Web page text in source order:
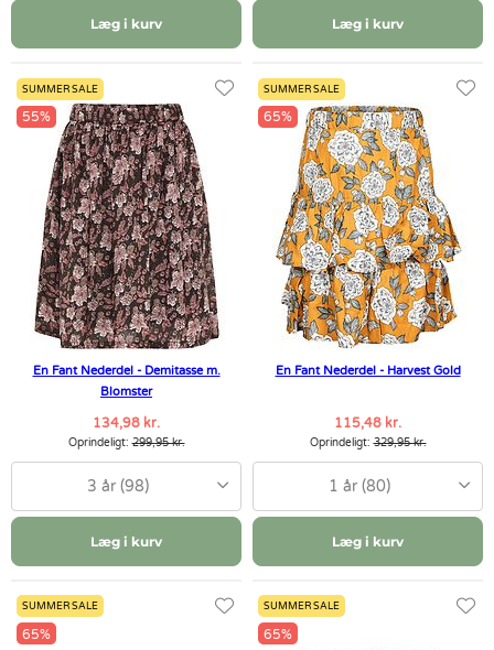
Læg i kurv Læg i kurv
SUMMER SALE
55%
En Fant Nederdel - Demitasse m.
Blomster
134,98 kr.
Oprindeligt:299,95 kr.
3 år (98)
Læg i kurv
SUMMER SALE
65%
En Fant Nederdel - Harvest Gold
115,48 kr.
Oprindeligt:329,95 kr.
1 år (80)
Læg i kurv
SUMMER SALE
65%
SUMMER SALE
65%